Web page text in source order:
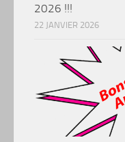
2026 !!!
22 JANVIER 2026